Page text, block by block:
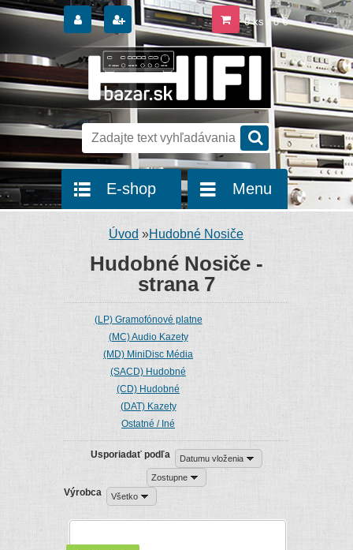
0 ks / 0 €
E-shop Menu
Úvod »Hudobné Nosiče
Hudobné Nosiče -
strana 7
(LP) Gramofónové platne
(MC) Audio Kazety
(MD) MiniDisc Média
(SACD) Hudobné
(CD) Hudobné
(DAT) Kazety
Ostatné / Iné
Usporiadať podľa
Datumu vloženia
Zostupne
Výrobca Všetko